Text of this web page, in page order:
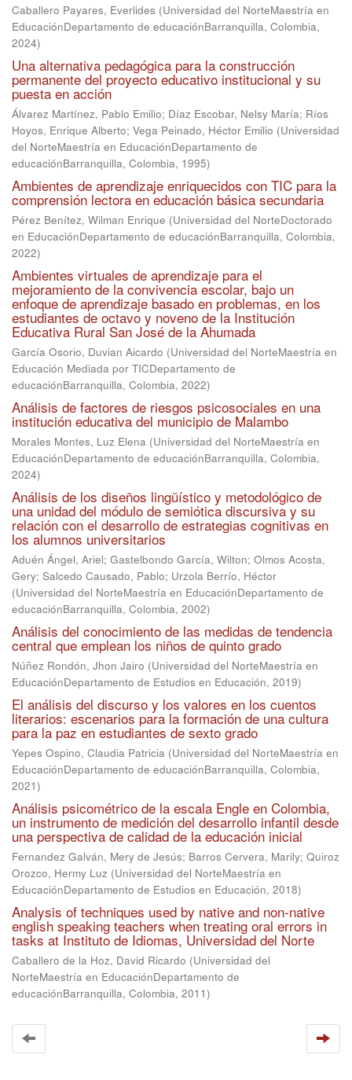
Caballero Payares, Everlides (Universidad del NorteMaestría en
EducaciónDepartamento de educaciónBarranquilla, Colombia,
2024)
Una alternativa pedagógica para la construcción
permanente del proyecto educativo institucional y su
puesta en acción
Álvarez Martínez, Pablo Emilio; Díaz Escobar, Nelsy María; Ríos
Hoyos, Enrique Alberto; Vega Peinado, Héctor Emilio (Universidad
del NorteMaestría en EducaciónDepartamento de
educaciónBarranquilla, Colombia, 1995)
Ambientes de aprendizaje enriquecidos con TIC para la
comprensión lectora en educación básica secundaria
Pérez Benítez, Wilman Enrique (Universidad del NorteDoctorado
en EducaciónDepartamento de educaciónBarranquilla, Colombia,
2022)
Ambientes virtuales de aprendizaje para el
mejoramiento de la convivencia escolar, bajo un
enfoque de aprendizaje basado en problemas, en los
estudiantes de octavo y noveno de la Institución
Educativa Rural San José de la Ahumada
García Osorio, Duvian Aicardo (Universidad del NorteMaestría en
Educación Mediada por TICDepartamento de
educaciónBarranquilla, Colombia, 2022)
Análisis de factores de riesgos psicosociales en una
institución educativa del municipio de Malambo
Morales Montes, Luz Elena (Universidad del NorteMaestría en
EducaciónDepartamento de educaciónBarranquilla, Colombia,
2024)
Análisis de los diseños lingüístico y metodológico de
una unidad del módulo de semiótica discursiva y su
relación con el desarrollo de estrategias cognitivas en
los alumnos universitarios
Aduén Ángel, Ariel; Gastelbondo García, Wilton; Olmos Acosta,
Gery; Salcedo Causado, Pablo; Urzola Berrío, Héctor
(Universidad del NorteMaestría en EducaciónDepartamento de
educaciónBarranquilla, Colombia, 2002)
Análisis del conocimiento de las medidas de tendencia
central que emplean los niños de quinto grado
Núñez Rondón, Jhon Jairo (Universidad del NorteMaestría en
EducaciónDepartamento de Estudios en Educación, 2019)
El análisis del discurso y los valores en los cuentos
literarios: escenarios para la formación de una cultura
para la paz en estudiantes de sexto grado
Yepes Ospino, Claudia Patricia (Universidad del NorteMaestría en
EducaciónDepartamento de educaciónBarranquilla, Colombia,
2021)
Análisis psicométrico de la escala Engle en Colombia,
un instrumento de medición del desarrollo infantil desde
una perspectiva de calidad de la educación inicial
Fernandez Galván, Mery de Jesús; Barros Cervera, Marily; Quiroz
Orozco, Hermy Luz (Universidad del NorteMaestría en
EducaciónDepartamento de Estudios en Educación, 2018)
Analysis of techniques used by native and non-native
english speaking teachers when treating oral errors in
tasks at Instituto de Idiomas, Universidad del Norte
Caballero de la Hoz, David Ricardo (Universidad del
NorteMaestría en EducaciónDepartamento de
educaciónBarranquilla, Colombia, 2011)